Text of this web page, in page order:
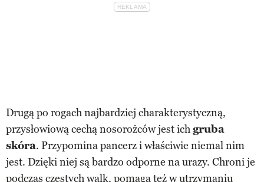
Drugą po rogach najbardziej charakterystyczną,
przysłowiową cechą nosorożców jest ichgruba
skóra. Przypomina pancerz i właściwie niemal nim
jest. Dzięki niej są bardzo odporne na urazy. Chroni je
podczas częstych walk, pomaga też w utrzymaniu